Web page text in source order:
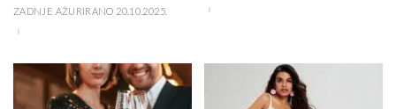
ZADNJE AŽURIRANO 20.10.2025.